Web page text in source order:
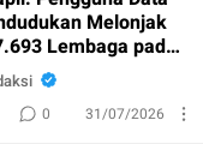
Melonjak
Lembaga pada
0 31/07/2026